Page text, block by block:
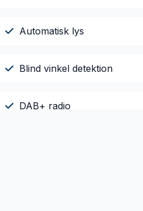
Automatisk lys
Blind vinkel detektion
DAB+ radio